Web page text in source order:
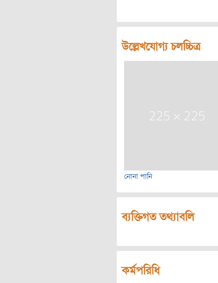
উল্লেখযোগ্য চলচ্চিত্র
নোনা পানি
ব্যক্তিগত তথ্যাবলি
কর্মপরিধি